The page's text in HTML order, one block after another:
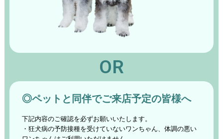
OR
◎ペットと同伴でご来店予定の皆様へ
下記内容のご確認を必ずお願いいたします。
・狂犬病の予防接種を受けていないワンちゃん、体調の悪い